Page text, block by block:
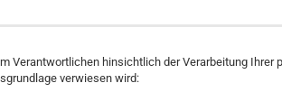
Verantwortlichen hinsichtlich der Verarbeitung
verwiesen wird: